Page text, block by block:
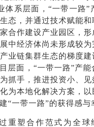
系层面，“一带一路”
态，并通过技术赋能
合作建设产业园区，
中经济体尚未形成较
业链集群生态的梯度
层面，“一带一路”产
抓手，推进投资小、
为本地化解决方案，
“一带一路”的获得感与
重塑合作范式为全